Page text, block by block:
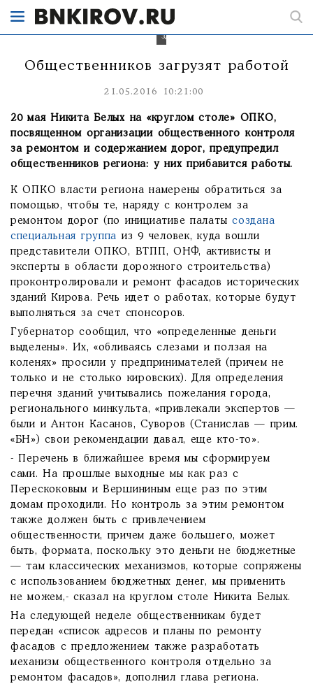
исторических
зданий.
Общественников загрузят работой
21.05.2016 10:21:00
20 мая Никита Белых на «круглом столе» ОПКО,
посвященном организации общественного контроля
за ремонтом и содержанием дорог, предупредил
общественников региона: у них прибавится работы.
К ОПКО власти региона намерены обратиться за
помощью, чтобы те, наряду с контролем за
ремонтом дорог (по инициативе палатысоздана
специальная группа из 9 человек, куда вошли
представители ОПКО, ВТПП, ОНФ, активисты и
эксперты в области дорожного строительства)
проконтролировали и ремонт фасадов исторических
зданий Кирова. Речь идет о работах, которые будут
выполняться за счет спонсоров.
Губернатор сообщил, что «определенные деньги
выделены». Их, «обливаясь слезами и ползая на
коленях» просили у предпринимателей (причем не
только и не столько кировских). Для определения
перечня зданий учитывались пожелания города,
регионального минкульта, «привлекали экспертов —
были и Антон Касанов, Суворов (Станислав — прим.
«БН») свои рекомендации давал, еще кто-то».
- Перечень в ближайшее время мы сформируем
сами. На прошлые выходные мы как раз с
Перескоковым и Вершининым еще раз по этим
домам проходили. Но контроль за этим ремонтом
также должен быть с привлечением
общественности, причем даже большего, может
быть, формата, поскольку это деньги не бюджетные
— там классических механизмов, которые сопряжены
с использованием бюджетных денег, мы применить
не можем,- сказал на круглом столе Никита Белых.
На следующей неделе общественникам будет
передан «список адресов и планы по ремонту
фасадов с предложением также разработать
механизм общественного контроля отдельно за
ремонтом фасадов», дополнил глава региона.